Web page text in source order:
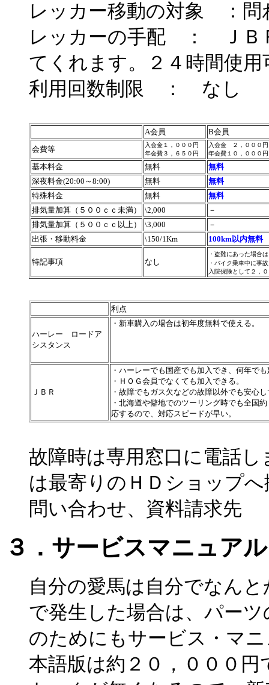
レッカー移動の対象 ：問
レッカーの手配 ： ＪＢ
てくれます。２４時間使用
利用回数制限 ： なし
A会員
B会員
会費等
入会金１，０００円
年会費３，６５０円
入会金 ２，０００円
年会費１０，０００円
基本料金 無料
無料
深夜料金(20:00～8:00)
無料
無料
特殊料金
無料
無料
排気量加算（５００ｃｃ未満）
\2,000
－
排気量加算（５００ｃｃ以上）
\3,000
－
出張・移動料金
\150/1Km 100km以内無料
特記事項 なし
・盗難にあった場合
・バイク乗車中に事
入院保険として２，
利点
ハーレー ロードア
シスタンス
・新車購入の場合は初年度無料で使える。
ＪＢＲ
・ハーレーでも国産でも加入でき、何年で
・ＨＯＧ会員でなくても加入できる。
・故障でもガス欠などの故障以外でも安心
・北海道や僻地でのツーリング時でも全国
応するので、対応スピードが早い。
故障時は専用窓口に電話
は最寄りのＨＤショップ
問い合わせ、資料請求先
３．サービスマニュアル
自分の愛馬は自分でなん
で発生した場合は、パー
のためにもサービス・マ
本語版は約２０，０００